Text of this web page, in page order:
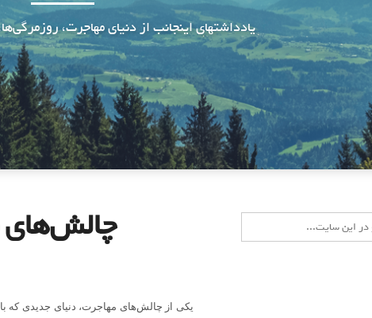
یادداشتهای اینجانب از دنیای مهاجرت،
چالش‌های
یکی از چالش‌های مهاجرت، دنیای جدیدی که